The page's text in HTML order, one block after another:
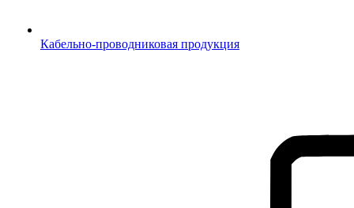
Кабельно-проводниковая продукция